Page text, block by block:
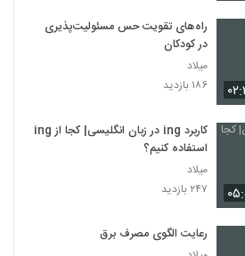
راه‌های تقویت حس مسئولیت‌پذیری
در کودکان
میلاد
۱۸۶ بازدید
کاربرد ing در زبان انگلیسی| کجا از ing
استفاده کنیم؟
میلاد
۲۴۷ بازدید
رعایت الگوی مصرف برق